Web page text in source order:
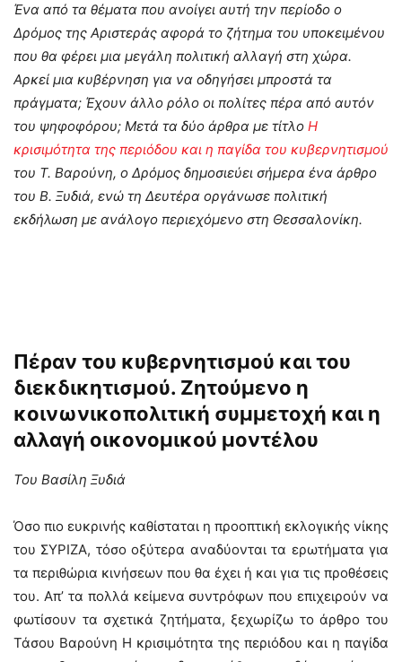
Ένα από τα θέματα που ανοίγει αυτή την περίοδο ο
Δρόμος της Αριστεράς αφορά το ζήτημα του υποκειμένου
που θα φέρει μια μεγάλη πολιτική αλλαγή στη χώρα.
Αρκεί μια κυβέρνηση για να οδηγήσει μπροστά τα
πράγματα; Έχουν άλλο ρόλο οι πολίτες πέρα από αυτόν
του ψηφοφόρου; Μετά τα δύο άρθρα με τίτλο Η
κρισιμότητα της περιόδου και η παγίδα του κυβερνητισμού
του Τ. Βαρούνη, ο Δρόμος δημοσιεύει σήμερα ένα άρθρο
του Β. Ξυδιά, ενώ τη Δευτέρα οργάνωσε πολιτική
εκδήλωση με ανάλογο περιεχόμενο στη Θεσσαλονίκη.
Πέραν του κυβερνητισμού και του
διεκδικητισμού. Ζητούμενο η
κοινωνικοπολιτική συμμετοχή και η
αλλαγή οικονομικού μοντέλου
Του Βασίλη Ξυδιά
Όσο πιο ευκρινής καθίσταται η προοπτική εκλογικής νίκης
του ΣΥΡΙΖΑ, τόσο οξύτερα αναδύονται τα ερωτήματα για
τα περιθώρια κινήσεων που θα έχει ή και για τις προθέσεις
του. Απ’ τα πολλά κείμενα συντρόφων που επιχειρούν να
φωτίσουν τα σχετικά ζητήματα, ξεχωρίζω το άρθρο του
Τάσου Βαρούνη Η κρισιμότητα της περιόδου και η παγίδα